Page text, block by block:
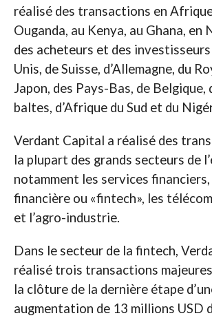
réalisé des transactions en Afrique
Ouganda, au Kenya, au Ghana, en
des acheteurs et des
Unis, de Suisse, d’Allemagne, du
Japon, des Pays-Bas, de Belgique,
baltes, d’Afrique du Sud et du
Verdant Capital a réalisé des
la plupart des grands secteurs de
notamment les services
financière ou «fintech», les
et l’agro-industrie.
Dans le secteur de la fintech,
réalisé trois transactions
la clôture de la dernière étape
augmentation de 13 millions USD